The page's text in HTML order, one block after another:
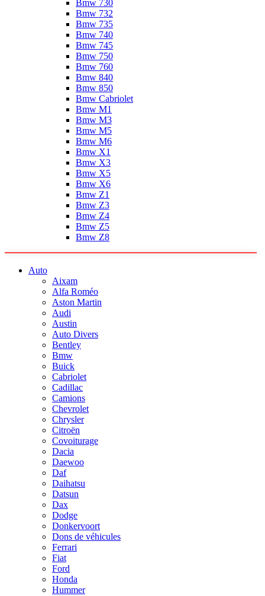
Bmw 730
Bmw 732
Bmw 735
Bmw 740
Bmw 745
Bmw 750
Bmw 760
Bmw 840
Bmw 850
Bmw Cabriolet
Bmw M1
Bmw M3
Bmw M5
Bmw M6
Bmw X1
Bmw X3
Bmw X5
Bmw X6
Bmw Z1
Bmw Z3
Bmw Z4
Bmw Z5
Bmw Z8
Auto
Aixam
Alfa Roméo
Aston Martin
Audi
Austin
Auto Divers
Bentley
Bmw
Buick
Cabriolet
Cadillac
Camions
Chevrolet
Chrysler
Citroën
Covoiturage
Dacia
Daewoo
Daf
Daihatsu
Datsun
Dax
Dodge
Donkervoort
Dons de véhicules
Ferrari
Fiat
Ford
Honda
Hummer